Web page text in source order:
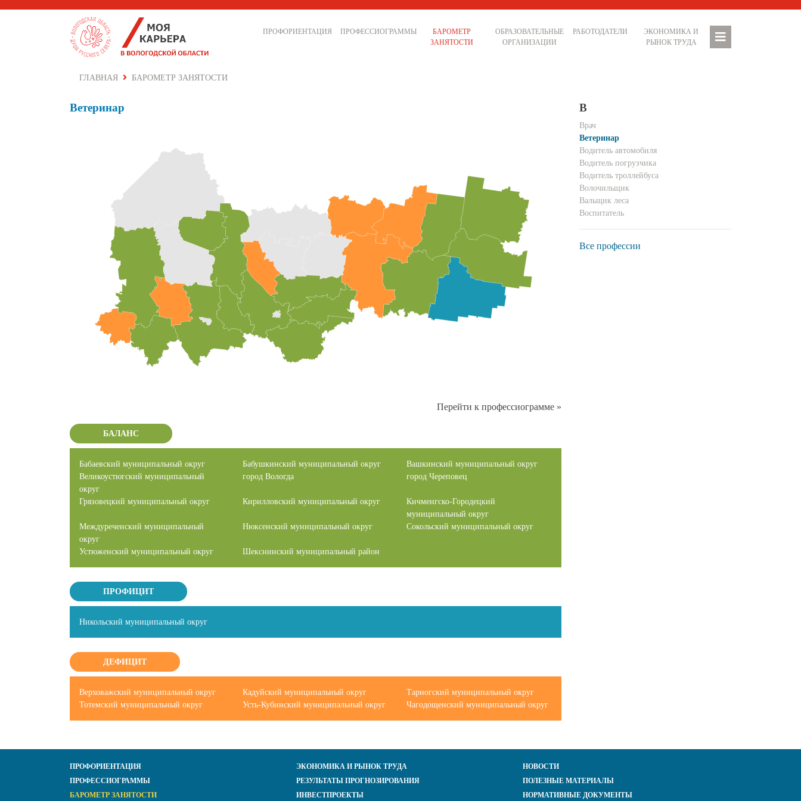
ПРОФОРИЕНТАЦИЯ ПРОФЕССИОГРАММЫ
БАРОМЕТР
ЗАНЯТОСТИ
ОБРАЗОВАТЕЛЬНЫЕ
ОРГАНИЗАЦИИ
РАБОТОДАТЕЛИ
ЭКОНОМИКА И
РЫНОК ТРУДА
ГЛАВНАЯ БАРОМЕТР ЗАНЯТОСТИ
В
Врач
Ветеринар
Водитель автомобиля
Водитель погрузчика
Водитель троллейбуса
Волочильщик
Вальщик леса
Воспитатель
Все профессии
Ветеринар
Перейти к профессиограмме »
БАЛАНС
Бабаевский муниципальный округ Бабушкинский муниципальный округ
Вашкинский муниципальный округ
Великоустюгский муниципальный
округ
город Вологда город Череповец
Грязовецкий муниципальный округ Кирилловский муниципальный округ
Кичменгско-Городецкий
муниципальный округ
Междуреченский муниципальный
округ
Нюксенский муниципальный округ Сокольский муниципальный округ
Устюженский муниципальный округ Шекснинский муниципальный район
ПРОФИЦИТ
Никольский муниципальный округ
ДЕФИЦИТ
Верховажский муниципальный округ Кадуйский муниципальный округ
Тарногский муниципальный округ
Тотемский муниципальный округ
Усть-Кубинский муниципальный округ Чагодощенский муниципальный округ
ПРОФОРИЕНТАЦИЯ
ПРОФЕССИОГРАММЫ
БАРОМЕТР ЗАНЯТОСТИ
ЭКОНОМИКА И РЫНОК ТРУДА
РЕЗУЛЬТАТЫ ПРОГНОЗИРОВАНИЯ
ИНВЕСТПРОЕКТЫ
НОВОСТИ
ПОЛЕЗНЫЕ МАТЕРИАЛЫ
НОРМАТИВНЫЕ ДОКУМЕНТЫ